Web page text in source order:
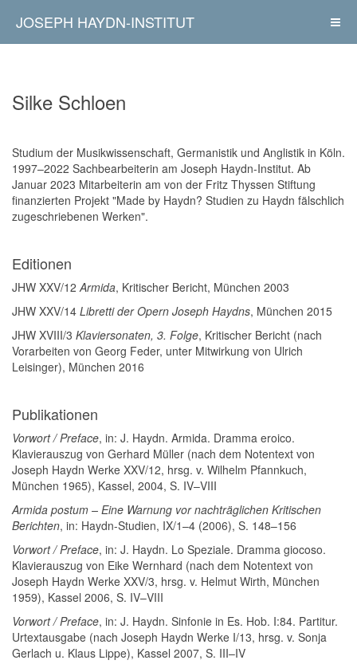
JOSEPH HAYDN-INSTITUT
Silke Schloen
Studium der Musikwissenschaft, Germanistik und Anglistik in Köln.
1997–2022 Sachbearbeiterin am Joseph Haydn-Institut. Ab
Januar 2023 Mitarbeiterin am von der Fritz Thyssen Stiftung
finanzierten Projekt "Made by Haydn? Studien zu Haydn fälschlich
zugeschriebenen Werken".
Editionen
JHW XXV/12Armida, Kritischer Bericht, München 2003
JHW XXV/14 Libretti der Opern Joseph Haydns, München 2015
JHW XVIII/3 Klaviersonaten, 3. Folge, Kritischer Bericht (nach
Vorarbeiten von Georg Feder, unter Mitwirkung von Ulrich
Leisinger), München 2016
Publikationen
Vorwort / Preface, in: J. Haydn. Armida. Dramma eroico.
Klavierauszug von Gerhard Müller (nach dem Notentext von
Joseph Haydn Werke XXV/12, hrsg. v. Wilhelm Pfannkuch,
München 1965), Kassel, 2004, S. IV–VIII
Armida postum – Eine Warnung vor nachträglichen Kritischen
Berichten, in: Haydn-Studien, IX/1–4 (2006), S. 148–156
Vorwort / Preface, in: J. Haydn. Lo Speziale. Dramma giocoso.
Klavierauszug von Eike Wernhard (nach dem Notentext von
Joseph Haydn Werke XXV/3, hrsg. v. Helmut Wirth, München
1959), Kassel 2006, S. IV–VIII
Vorwort / Preface, in: J. Haydn. Sinfonie in Es. Hob. I:84. Partitur.
Urtextausgabe (nach Joseph Haydn Werke I/13, hrsg. v. Sonja
Gerlach u. Klaus Lippe), Kassel 2007, S. III–IV